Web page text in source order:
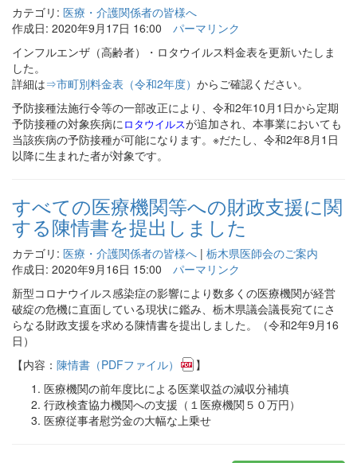
カテゴリ: 医療・介護関係者の皆様へ
作成日: 2020年9月17日 16:00
パーマリンク
インフルエンザ（高齢者）・ロタウイルス料金表を更新いたしま
した。
詳細は⇒市町別料金表（令和2年度） からご確認ください。
予防接種法施行令等の一部改正により、令和2年10月1日から定期
予防接種の対象疾病にロタウイルスが追加され、本事業においても
当該疾病の予防接種が可能になります。※だたし、令和2年8月1日
以降に生まれた者が対象です。
すべての医療機関等への財政支援に関
する陳情書を提出しました
カテゴリ: 医療・介護関係者の皆様へ | 栃木県医師会のご案内
作成日: 2020年9月16日 15:00
パーマリンク
新型コロナウイルス感染症の影響により数多くの医療機関が経営
破綻の危機に直面している現状に鑑み、栃木県議会議長宛てにさ
らなる財政支援を求める陳情書を提出しました。（令和2年9月16
日）
【内容： 陳情書（PDFファイル）
】
医療機関の前年度比による医業収益の減収分補填
行政検査協力機関への支援（１医療機関５０万円）
医療従事者慰労金の大幅な上乗せ